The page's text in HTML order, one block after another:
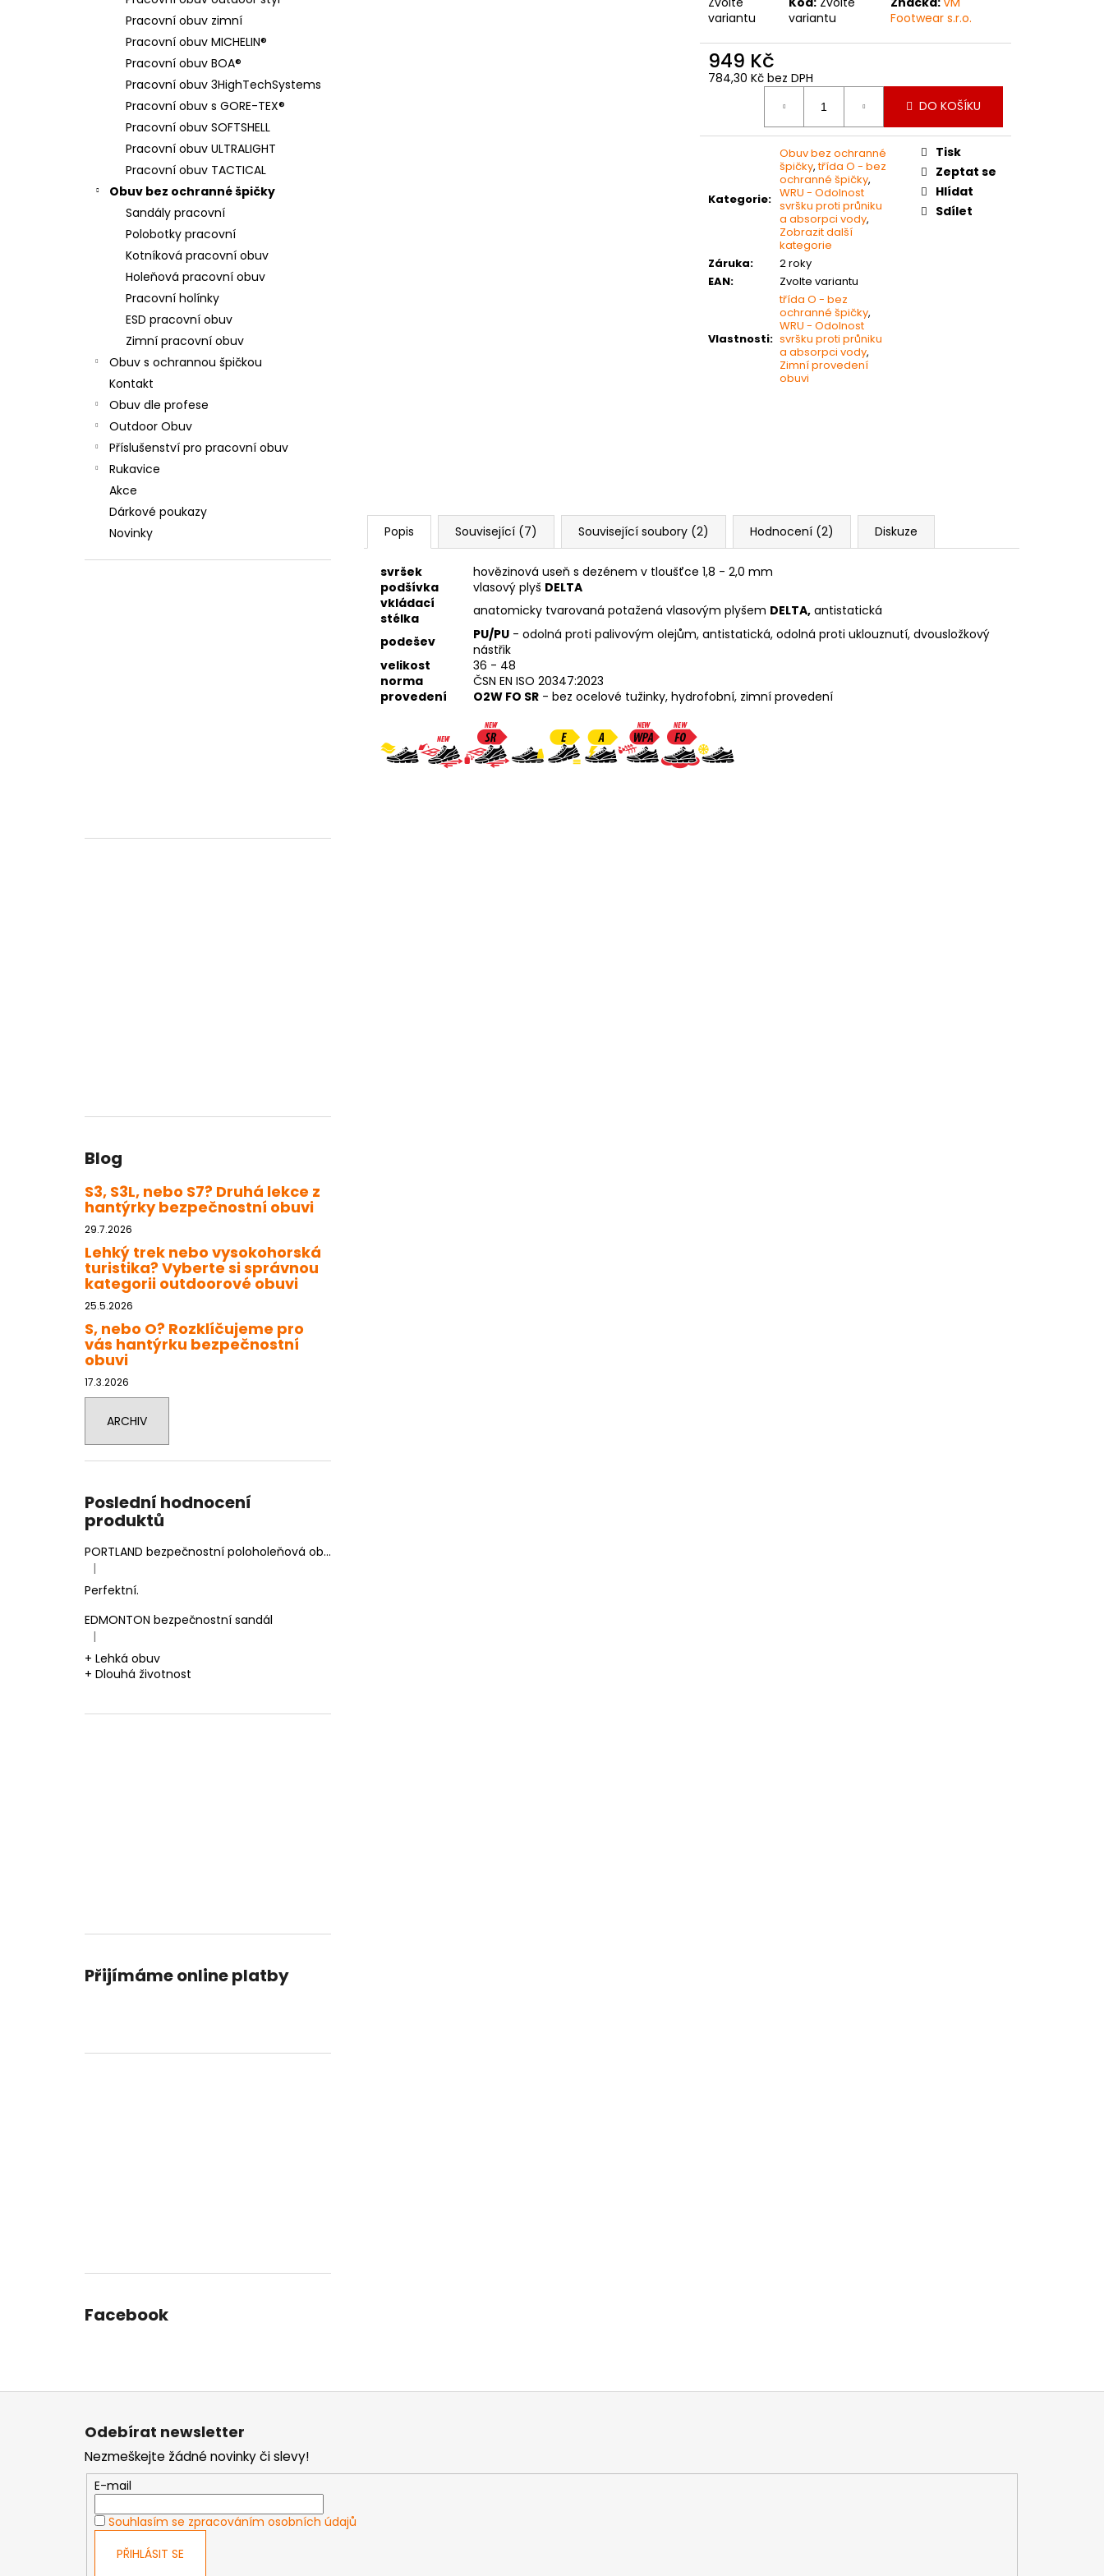
Pracovní obuv zimní
Pracovní obuv MICHELIN®
Pracovní obuv BOA®
Pracovní obuv 3HighTechSystems
Pracovní obuv s GORE-TEX®
Pracovní obuv SOFTSHELL
Pracovní obuv ULTRALIGHT
Pracovní obuv TACTICAL
Obuv bez ochranné špičky
Sandály pracovní
Polobotky pracovní
Kotníková pracovní obuv
Holeňová pracovní obuv
Pracovní holínky
ESD pracovní obuv
Zimní pracovní obuv
Obuv s ochrannou špičkou
Kontakt
Obuv dle profese
Outdoor Obuv
Příslušenství pro pracovní obuv
Rukavice
Akce
Dárkové poukazy
Novinky
Blog
S3, S3L, nebo S7? Druhá lekce z
hantýrky bezpečnostní obuvi
29.7.2026
Lehký trek nebo vysokohorská
turistika? Vyberte si správnou
kategorii outdoorové obuvi
25.5.2026
S, nebo O? Rozklíčujeme pro
vás hantýrku bezpečnostní
obuvi
17.3.2026
ARCHIV
Poslední hodnocení
produktů
PORTLAND bezpečnostní poloholeňová obuv
Hodnocení produktu je 5 z 5 hvězdiček.
|
Perfektní.
EDMONTON bezpečnostní sandál
Hodnocení produktu je 5 z 5 hvězdiček.
|
+ Lehká obuv
+ Dlouhá životnost
Přijímáme online platby
Facebook
variantu
variantu
Footwear s.r.o.
949 Kč
784,30 Kč bez DPH
DO KOŠÍKU
Kategorie:
Obuv bez ochranné
špičky,třída O - bez
ochranné špičky,
WRU - Odolnost
svršku proti průniku
a absorpci vody,
Zobrazit další
kategorie
Záruka:
2 roky
EAN: Zvolte variantu
Vlastnosti:
třída O - bez
ochranné špičky,
WRU - Odolnost
svršku proti průniku
a absorpci vody,
Zimní provedení
obuvi
Tisk
Zeptat se
Hlídat
Sdílet
Popis Související (7) Související soubory (2) Hodnocení (2) Diskuze
svršek
hovězinová useň s dezénem v tloušťce 1,8 - 2,0 mm
podšívka
vlasový plyš DELTA
vkládací
stélka
anatomicky tvarovaná potažená vlasovým plyšem DELTA, antistatická
podešev
PU/PU - odolná proti palivovým olejům, antistatická, odolná proti uklouznutí, dvousložkový
nástřik
velikost
36 - 48
norma
ČSN EN ISO 20347:2023
provedení
O2W FO SR - bez ocelové tužinky, hydrofobní, zimní provedení
BAMBUSOVÉ PONOŽKY - KRÁTKÉ
169 Kč
3045-OCHRANNÉ PRACOVNÍ RUKAVICE
Z
Odebírat newsletter
Nezmeškejte žádné novinky či slevy!
E-mail
Souhlasím se zpracováním osobních údajů
PŘIHLÁSIT SE